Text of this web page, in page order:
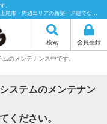
。
なら55HOUSING（55ハウジング）にお任せください！
検索 会員登録
のメンテナンス中です。
ステムのメンテナン
ください。